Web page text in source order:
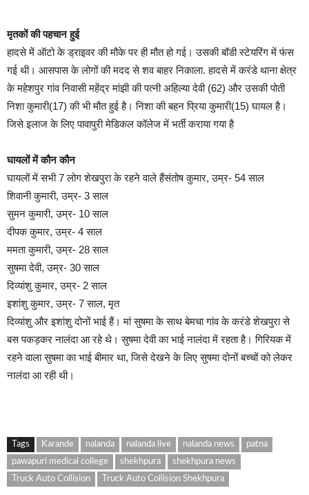
मृतकों की पहचान हुई
हादसे में ऑटो के ड्राइवर की मौके पर ही मौत हो गई। उसकी बॉडी स्टेयरिंग में फंस
गई थी। आसपास के लोगों की मदद से शव बाहर निकाला. हादसे में करंडे थाना क्षेत्र
के महेशपुर गांव निवासी महेंद्र मांझी की पत्नी अहिल्या देवी (62) और उसकी पोती
निशा कुमारी(17) की भी मौत हुई है। निशा की बहन प्रिया कुमारी(15) घायल है।
जिसे इलाज के लिए पावापुरी मेडिकल कॉलेज में भर्ती कराया गया है
घायलों में कौन कौन
घायलों में सभी 7 लोग शेखपुरा के रहने वाले हैंसंतोष कुमार, उम्र- 54 साल
शिवानी कुमारी, उम्र- 3 साल
सुमन कुमारी, उम्र- 10 साल
दीपक कुमार, उम्र- 4 साल
ममता कुमारी, उम्र- 28 साल
सुषमा देवी, उम्र- 30 साल
दिव्यांशु कुमार, उम्र- 2 साल
इशांशु कुमार, उम्र- 7 साल, मृत
दिव्यांशु और इशांशु दोनों भाई हैं। मां सुषमा के साथ बेमचा गांव के करंडे शेखपुरा से
बस पकड़कर नालंदा आ रहे थे। सुषमा देवी का भाई नालंदा में रहता है। गिरियक में
रहने वाला सुषमा का भाई बीमार था, जिसे देखने के लिए सुषमा दोनों बच्चों को लेकर
नालंदा आ रही थी।
Tags Karande nalanda nalanda live nalanda news
patna
pawapuri medical college
shekhpura
shekhpura news
Truck Auto Collision
Truck Auto Collision Shekhpura